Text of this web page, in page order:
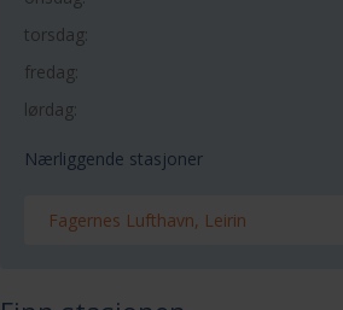
torsdag:
fredag:
lørdag:
Nærliggende stasjoner
Fagernes Lufthavn, Leirin